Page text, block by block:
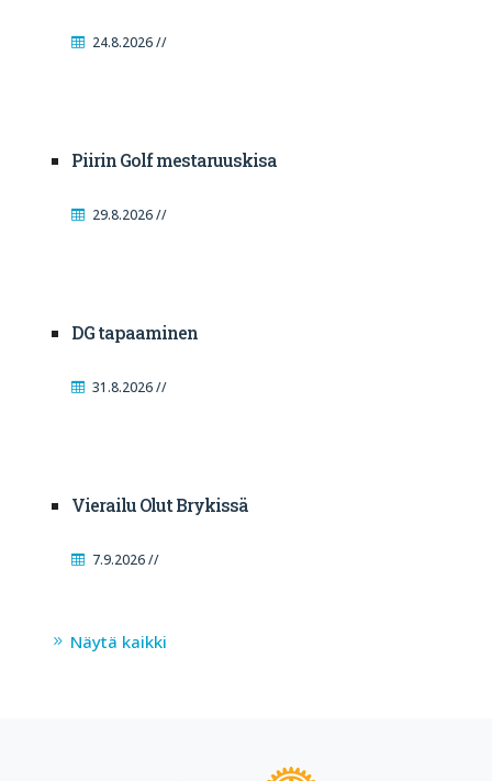
24.8.2026 //
Piirin Golf mestaruuskisa
29.8.2026 //
DG tapaaminen
31.8.2026 //
Vierailu Olut Brykissä
7.9.2026 //
Näytä kaikki